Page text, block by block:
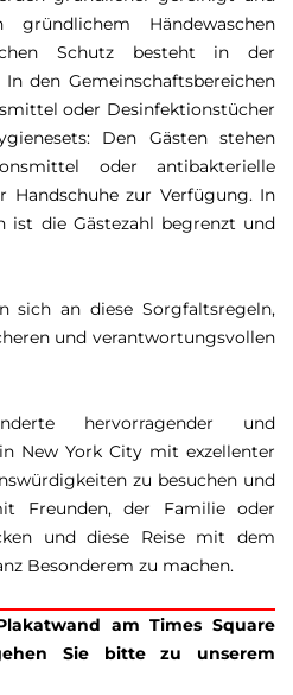
Händewaschen
Schutz besteht in der
den Gemeinschaftsbereichen
oder Desinfektionstücher
Den Gästen stehen
oder antibakterielle
Handschuhe zur Verfügung. In
ist die Gästezahl begrenzt und
sich an diese Sorgfaltsregeln,
und verantwortungsvollen
hervorragender und
New York City mit exzellenter
zu besuchen und
Freunden, der Familie oder
und diese Reise mit dem
Besonderem zu machen.
am Times Square
Sie bitte zu unserem